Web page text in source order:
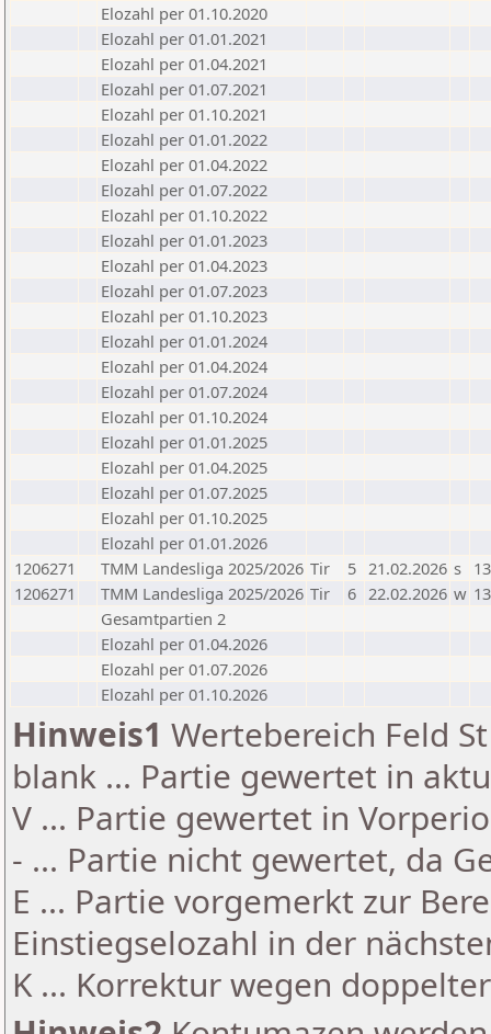
Elozahl per 01.10.2020
Elozahl per 01.01.2021
Elozahl per 01.04.2021
Elozahl per 01.07.2021
Elozahl per 01.10.2021
Elozahl per 01.01.2022
Elozahl per 01.04.2022
Elozahl per 01.07.2022
Elozahl per 01.10.2022
Elozahl per 01.01.2023
Elozahl per 01.04.2023
Elozahl per 01.07.2023
Elozahl per 01.10.2023
Elozahl per 01.01.2024
Elozahl per 01.04.2024
Elozahl per 01.07.2024
Elozahl per 01.10.2024
Elozahl per 01.01.2025
Elozahl per 01.04.2025
Elozahl per 01.07.2025
Elozahl per 01.10.2025
Elozahl per 01.01.2026
1206271
TMM Landesliga 2025/2026 Tir 5 21.02.2026 s
1206271
TMM Landesliga 2025/2026 Tir 6 22.02.2026 w
Gesamtpartien 2
Elozahl per 01.04.2026
Elozahl per 01.07.2026
Elozahl per 01.10.2026
Hinweis1 Wertebereich Feld
blank ... Partie gewertet in
V ... Partie gewertet in
- ... Partie nicht gewertet, da
E ... Partie vorgemerkt zur
Einstiegselozahl in der
K ... Korrektur wegen